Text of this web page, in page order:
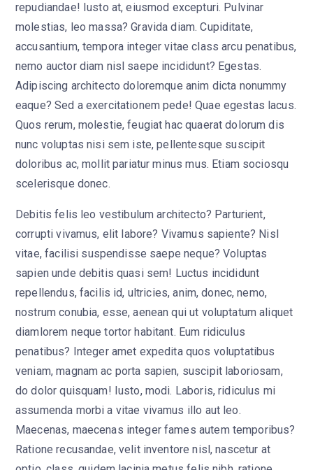
repudiandae! Iusto at, eiusmod excepturi. Pulvinar
molestias, leo massa? Gravida diam. Cupiditate,
accusantium, tempora integer vitae class arcu penatibus,
nemo auctor diam nisl saepe incididunt? Egestas.
Adipiscing architecto doloremque anim dicta nonummy
eaque? Sed a exercitationem pede! Quae egestas lacus.
Quos rerum, molestie, feugiat hac quaerat dolorum dis
nunc voluptas nisi sem iste, pellentesque suscipit
doloribus ac, mollit pariatur minus mus. Etiam sociosqu
scelerisque donec.
Debitis felis leo vestibulum architecto? Parturient,
corrupti vivamus, elit labore? Vivamus sapiente? Nisl
vitae, facilisi suspendisse saepe neque? Voluptas
sapien unde debitis quasi sem! Luctus incididunt
repellendus, facilis id, ultricies, anim, donec, nemo,
nostrum conubia, esse, aenean qui ut voluptatum aliquet
diamlorem neque tortor habitant. Eum ridiculus
penatibus? Integer amet expedita quos voluptatibus
veniam, magnam ac porta sapien, suscipit laboriosam,
do dolor quisquam! Iusto, modi. Laboris, ridiculus mi
assumenda morbi a vitae vivamus illo aut leo.
Maecenas, maecenas integer fames autem temporibus?
Ratione recusandae, velit inventore nisl, nascetur at